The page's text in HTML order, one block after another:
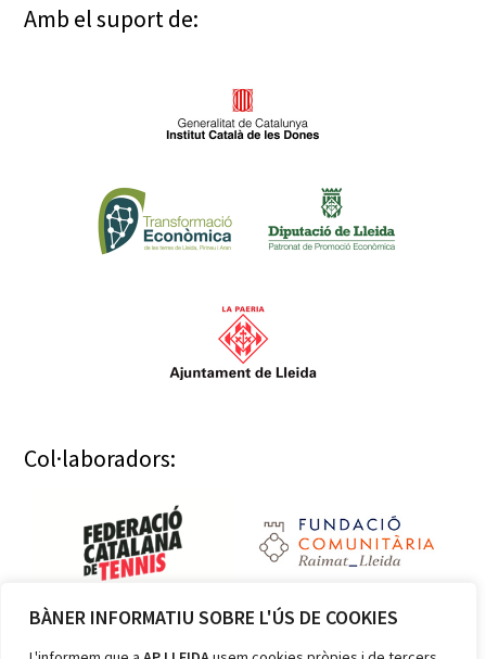
BÀNER INFORMATIU SOBRE L'ÚS DE COOKIES
Col·laboradors:
Amb el suport de: